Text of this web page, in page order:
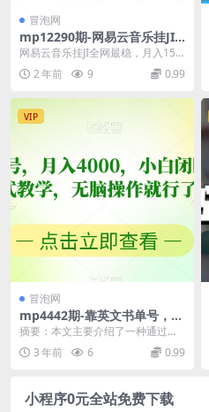
冒泡网
mp12290期-网易云音乐挂JI
全网最稳，月入1500+，无需
复杂操作，轻松拿收益
网易云音乐挂JI全网最稳，月入150
0+，无需复杂操作，轻松拿收益
【揭秘】 网易...
2 年前 9 0.99
VIP
冒泡网
mp4442期-靠英文书单号，月
入4000，小白闭眼入，保姆式
教学，无脑操作就行了【揭
秘】(揭秘如何通过英文书单号
摘要：本文主要介绍了一种通过英
文书单号实现月入4000的方法，该
方法被描述为“小...
3 年前 6 0.99
小程序0元全站免费下载